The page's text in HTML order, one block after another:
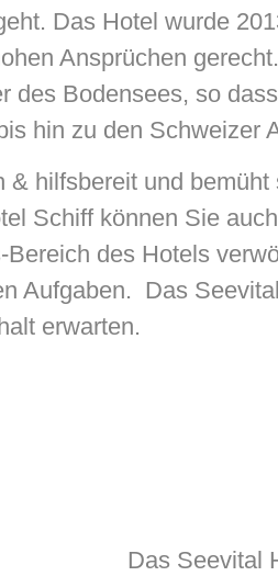
Das Hotel wurde
Ansprüchen
des Bodensees, so
hin zu den Schweizer
hilfsbereit und bemüht
Schiff können Sie
des Hotels
Aufgaben. Das
erwarten.
Das Seevital